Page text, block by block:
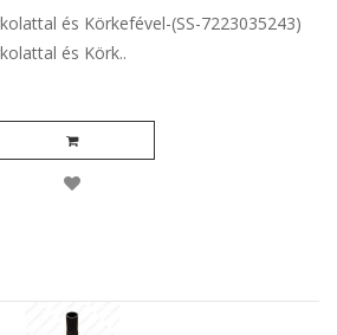
és Körkefével-(SS-7223035243)
és Körk..